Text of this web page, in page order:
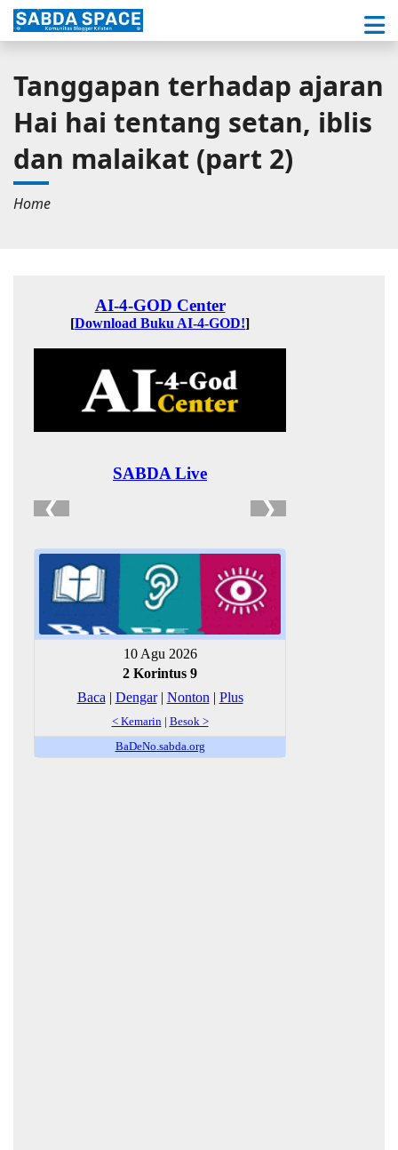
Tanggapan terhadap ajaran
Hai hai tentang setan, iblis
dan malaikat (part 2)
Home